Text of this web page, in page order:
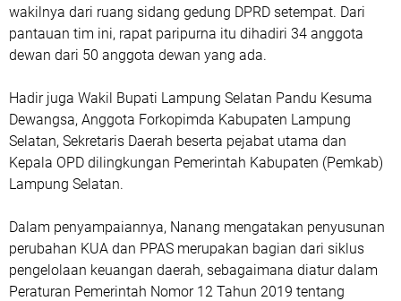
wakilnya dari ruang sidang gedung DPRD setempat. Dari
pantauan tim ini, rapat paripurna itu dihadiri 34 anggota
dewan dari 50 anggota dewan yang ada.
Hadir juga Wakil Bupati Lampung Selatan Pandu Kesuma
Dewangsa, Anggota Forkopimda Kabupaten Lampung
Selatan, Sekretaris Daerah beserta pejabat utama dan
Kepala OPD dilingkungan Pemerintah Kabupaten (Pemkab)
Lampung Selatan.
Dalam penyampaiannya, Nanang mengatakan penyusunan
perubahan KUA dan PPAS merupakan bagian dari siklus
pengelolaan keuangan daerah, sebagaimana diatur dalam
Peraturan Pemerintah Nomor 12 Tahun 2019 tentang